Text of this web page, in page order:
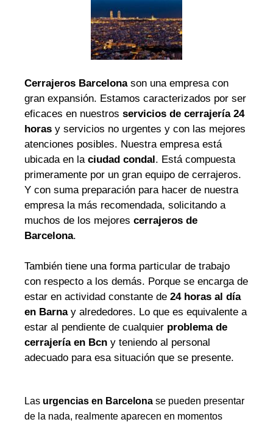
Cerrajeros Barcelonason una empresa con
gran expansión. Estamos caracterizados por ser
eficaces en nuestros servicios de cerrajería 24
horas y servicios no urgentes y con las mejores
atenciones posibles. Nuestra empresa está
ubicada en laciudad condal. Está compuesta
primeramente por un gran equipo de cerrajeros.
Y con suma preparación para hacer de nuestra
empresa la más recomendada, solicitando a
muchos de los mejores cerrajeros de
Barcelona.
También tiene una forma particular de trabajo
con respecto a los demás. Porque se encarga de
estar en actividad constante de 24 horas al día
en Barnay alrededores. Lo que es equivalente a
estar al pendiente de cualquier problema de
cerrajería en Bcn y teniendo al personal
adecuado para esa situación que se presente.
Las urgencias en Barcelona se pueden presentar
de la nada, realmente aparecen en momentos